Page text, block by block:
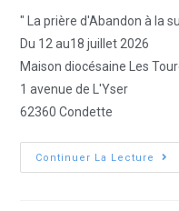
" La prière d'Abandon à la
Du 12 au18 juillet 2026
Maison diocésaine Les
1 avenue de L'Yser
62360 Condette
Continuer La Lecture